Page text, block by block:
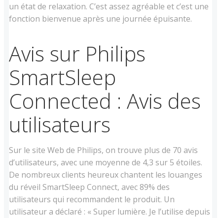
un état de relaxation. C’est assez agréable et c’est une
fonction bienvenue après une journée épuisante.
Avis sur Philips
SmartSleep
Connected : Avis des
utilisateurs
Sur le site Web de Philips, on trouve plus de 70 avis
d’utilisateurs, avec une moyenne de 4,3 sur 5 étoiles.
De nombreux clients heureux chantent les louanges
du réveil SmartSleep Connect, avec 89% des
utilisateurs qui recommandent le produit. Un
utilisateur a déclaré : « Super lumière. Je l’utilise depuis